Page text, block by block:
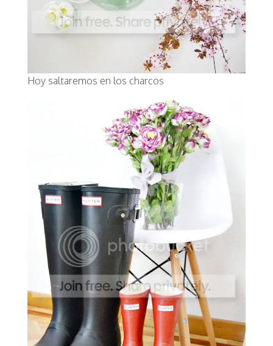
Hoy saltaremos en los charcos